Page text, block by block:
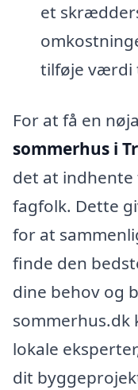
et
tilføje værdi
For at få en
sommerhus i
det at
fagfolk. Dette
for at
finde den
dine behov og
sommerhus.dk
lokale
dit